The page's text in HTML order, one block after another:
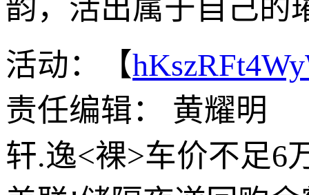
韵，活出属于自己的
活动：【
责任编辑： 黄耀明
轩.逸<裸>车价不足6